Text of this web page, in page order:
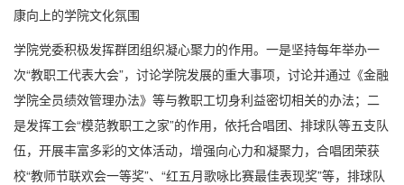
康向上的学院文化氛围
学院党委积极发挥群团组织凝心聚力的作用。一是坚持每年举办一
次“教职工代表大会”，讨论学院发展的重大事项，讨论并通过《金融
学院全员绩效管理办法》等与教职工切身利益密切相关的办法；二
是发挥工会“模范教职工之家”的作用，依托合唱团、排球队等五支队
伍，开展丰富多彩的文体活动，增强向心力和凝聚力，合唱团荣获
校“教师节联欢会一等奖”、“红五月歌咏比赛最佳表现奖”等，排球队